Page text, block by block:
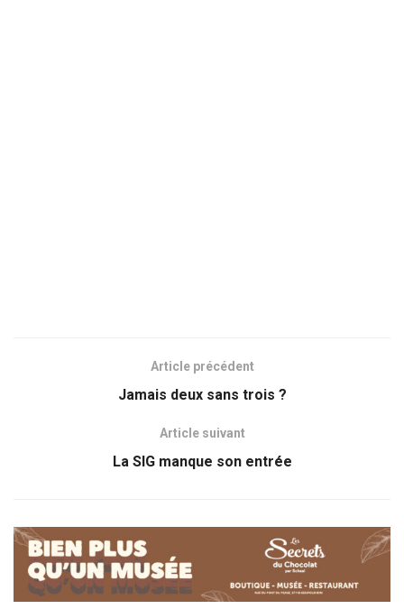
Article précédent
Jamais deux sans trois ?
Article suivant
La SIG manque son entrée